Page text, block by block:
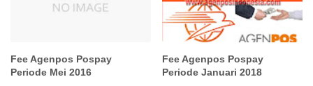
Fee Agenpos Pospay
Periode Mei 2016
Fee Agenpos Pospay
Periode Januari 2018